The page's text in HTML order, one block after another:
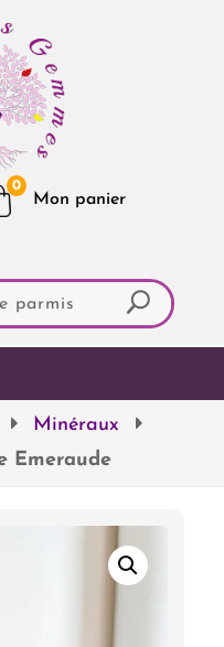
0
Minéraux
Emeraude